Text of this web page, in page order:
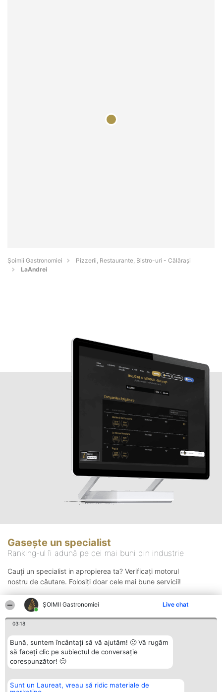
ȘOIMII Gastronomiei Live chat
03:18
Bună, suntem încântați să vă ajutăm! 🙂 Vă rugăm
să faceți clic pe subiectul de conversație
corespunzător! 🙂
Sunt un Laureat, vreau să ridic materiale de
Șoimii Gastronomiei
Pizzerii, Restaurante, Bistro-uri - Călăraşi
LaAndrei
Gasește un specialist
Ranking-ul îi adună pe cei mai buni din industrie
Cauți un specialist in apropierea ta? Verificați motorul
nostru de căutare. Folosiți doar cele mai bune servicii!
Organizator Ranking Plebiscyt Contact